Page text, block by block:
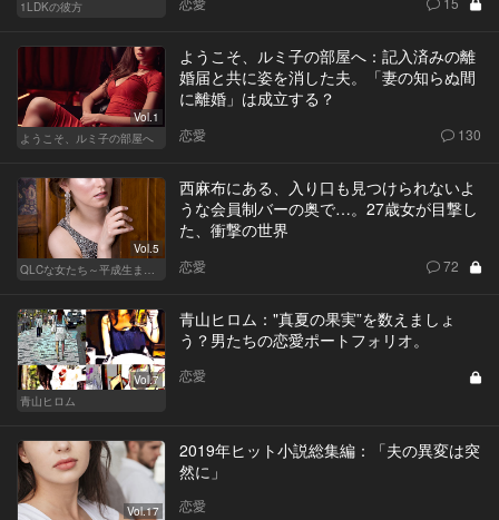
1LDKの彼方
Vol.1
ようこそ、ルミ子の部屋へ
ようこそ、ルミ子の部屋へ：記入済みの離
婚届と共に姿を消した夫。「妻の知らぬ間
に離婚」は成立する？
恋愛 130
Vol.5
QLCな女たち～平成生まれのジレンマ～
西麻布にある、入り口も見つけられないよ
うな会員制バーの奥で…。27歳女が目撃し
た、衝撃の世界
恋愛 72
Vol.7
青山ヒロム
青山ヒロム："真夏の果実”を数えましょ
う？男たちの恋愛ポートフォリオ。
恋愛
Vol.17
2019年ヒット小説総集編：「夫の異変は突
然に」
恋愛